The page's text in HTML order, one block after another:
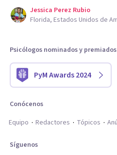
Jessica Perez Rubio
Florida, Estados Unidos de
Psicólogos nominados y premiados
PyM Awards 2024
Conócenos
Equipo
Redactores Tópicos
Síguenos